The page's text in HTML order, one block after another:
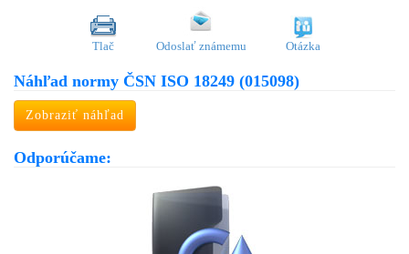
Tlač Odoslať známemu Otázka
Náhľad normy ČSN ISO 18249 (015098)
Zobraziť náhľad
Odporúčame: